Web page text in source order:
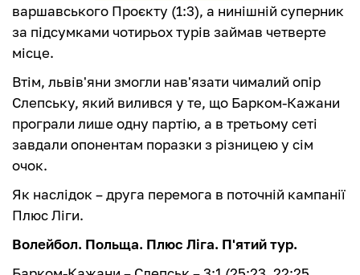
варшавського Проєкту (1:3), а нинішній суперник
за підсумками чотирьох турів займав четверте
місце.
Втім, львів'яни змогли нав'язати чималий опір
Слепську, який вилився у те, що Барком-Кажани
програли лише одну партію, а в третьому сеті
завдали опонентам поразки з різницею у сім
очок.
Як наслідок – друга перемога в поточній кампанії
Плюс Ліги.
Волейбол. Польща. Плюс Ліга. П'ятий тур.